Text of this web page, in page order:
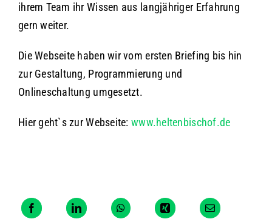
ihrem Team ihr Wissen aus langjähriger Erfahrung
gern weiter.
Die Webseite haben wir vom ersten Briefing bis hin
zur Gestaltung, Programmierung und
Onlineschaltung umgesetzt.
Hier geht`s zur Webseite:www.heltenbischof.de